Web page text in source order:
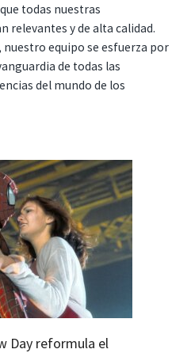
todas nuestras
relevantes y de alta calidad.
nuestro equipo se esfuerza por
de todas las
del mundo de los
Day reformula el